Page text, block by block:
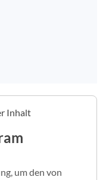
Inhalt
um den von